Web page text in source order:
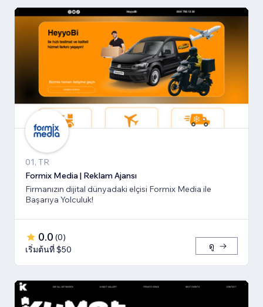
01, TR
Formix Media | Reklam Ajansı
Firmanızın dijital dünyadaki elçisi Formix Media ile
Başarıya Yolculuk!
0.0 (0)
เริ่มต้นที่ $50
ดู